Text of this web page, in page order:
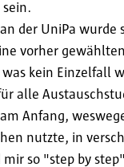
der UniPa wurde
vorher
kein Einzelfall
alle
Anfang,
nutzte, in
so "step by